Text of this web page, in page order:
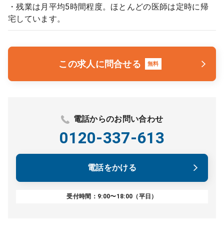
・残業は月平均5時間程度。ほとんどの医師は定時に帰
宅しています。
この求人に問合せる 無料
電話からのお問い合わせ
0120-337-613
電話をかける
受付時間：9:00〜18:00（平日）